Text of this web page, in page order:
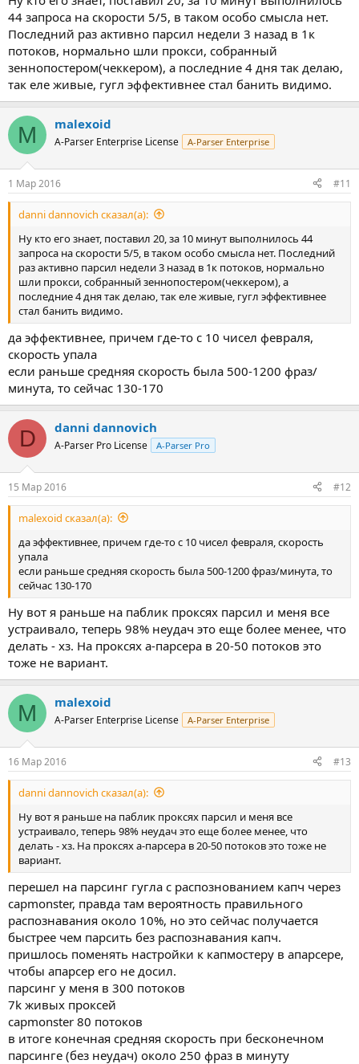
44 запроса на скорости 5/5, в таком особо смысла нет.
Последний раз активно парсил недели 3 назад в 1к
потоков, нормально шли прокси, собранный
зеннопостером(чеккером), а последние 4 дня так делаю,
так еле живые, гугл эффективнее стал банить видимо.
M malexoid
A-Parser Enterprise License A-Parser Enterprise
1 Мар 2016 #11
danni dannovich сказал(а):
Ну кто его знает, поставил 20, за 10 минут выполнилось 44
запроса на скорости 5/5, в таком особо смысла нет. Последний
раз активно парсил недели 3 назад в 1к потоков, нормально
шли прокси, собранный зеннопостером(чеккером), а
последние 4 дня так делаю, так еле живые, гугл эффективнее
стал банить видимо.
да эффективнее, причем где-то с 10 чисел февраля,
скорость упала
если раньше средняя скорость была 500-1200 фраз/
минута, то сейчас 130-170
D danni dannovich
A-Parser Pro License A-Parser Pro
15 Мар 2016 #12
malexoid сказал(а):
да эффективнее, причем где-то с 10 чисел февраля, скорость
упала
если раньше средняя скорость была 500-1200 фраз/минута, то
сейчас 130-170
Ну вот я раньше на паблик проксях парсил и меня все
устраивало, теперь 98% неудач это еще более менее, что
делать - хз. На проксях а-парсера в 20-50 потоков это
тоже не вариант.
M malexoid
A-Parser Enterprise License A-Parser Enterprise
16 Мар 2016 #13
danni dannovich сказал(а):
Ну вот я раньше на паблик проксях парсил и меня все
устраивало, теперь 98% неудач это еще более менее, что
делать - хз. На проксях а-парсера в 20-50 потоков это тоже не
вариант.
перешел на парсинг гугла с распознованием капч через
capmonster, правда там вероятность правильного
распознавания около 10%, но это сейчас получается
быстрее чем парсить без распознавания капч.
пришлось поменять настройки к капмостеру в апарсере,
чтобы апарсер его не досил.
парсинг у меня в 300 потоков
7k живых проксей
capmonster 80 потоков
в итоге конечная средняя скорость при бесконечном
парсинге (без неудач) около 250 фраз в минуту